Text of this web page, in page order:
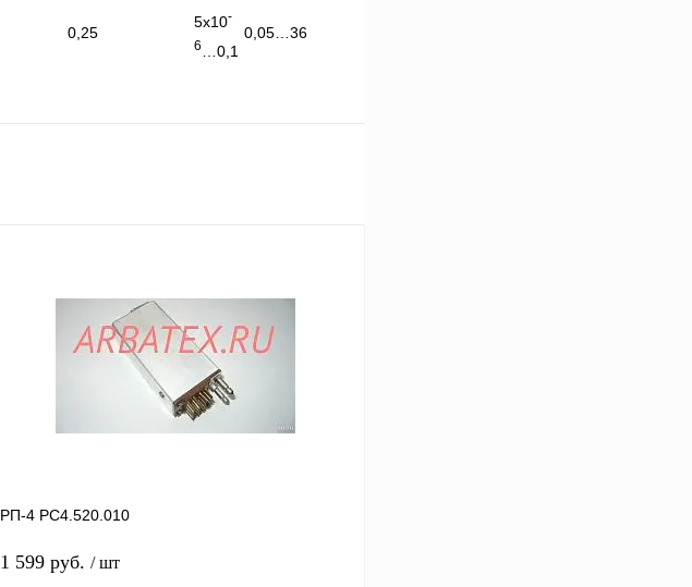
0,25
5x10-
6 …0,1
0,05…36
РП-4 РС4.520.010
1 599 руб. / шт